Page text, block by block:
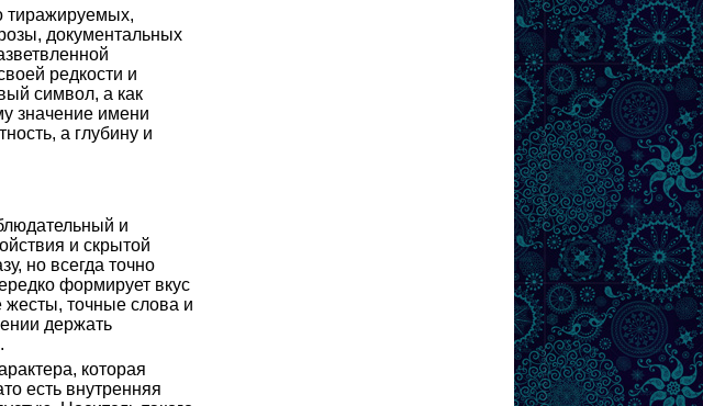
тиражируемых,
документальных
редкости и
символ, а как
значение имени
а глубину и
и
и скрытой
но всегда точно
формирует вкус
жесты, точные слова и
держать
которая
есть внутренняя